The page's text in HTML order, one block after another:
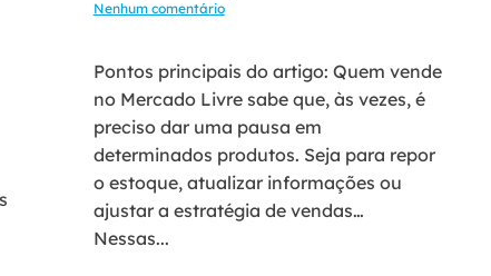
Nenhum comentário
Pontos principais do artigo: Quem vende
no Mercado Livre sabe que, às vezes, é
preciso dar uma pausa em
determinados produtos. Seja para repor
o estoque, atualizar informações ou
ajustar a estratégia de vendas…
Nessas...